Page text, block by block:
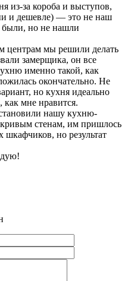
из-за короба и выступов,
и дешевле) — это не наш
но не нашли
центрам мы решили делать
замерщика, он все
именно такой, как
окончательно. Не
но кухня идеально
как мне нравится.
нашу кухню-
стенам, им пришлось
но результат